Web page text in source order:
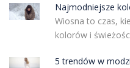
Najmodniejsze
Wiosna to czas,
kolorów i
5 trendów w